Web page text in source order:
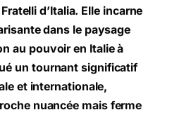
d’Italia. Elle incarne
dans le paysage
au pouvoir en Italie à
un tournant significatif
et internationale,
nuancée mais ferme